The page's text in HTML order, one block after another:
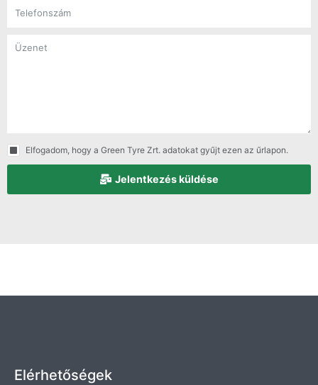
Elfogadom, hogy a Green Tyre Zrt. adatokat gyűjt ezen az űrlapon.
Jelentkezés küldése
Elérhetőségek